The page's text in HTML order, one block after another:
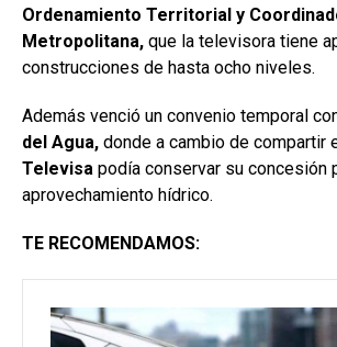
Ordenamiento Territorial y
Metropolitana, que la televisora tiene
construcciones de hasta ocho niveles.
Además venció un convenio temporal
del Agua, donde a cambio de compartir
Televisa podía conservar su concesión
aprovechamiento hídrico.
TE RECOMENDAMOS: